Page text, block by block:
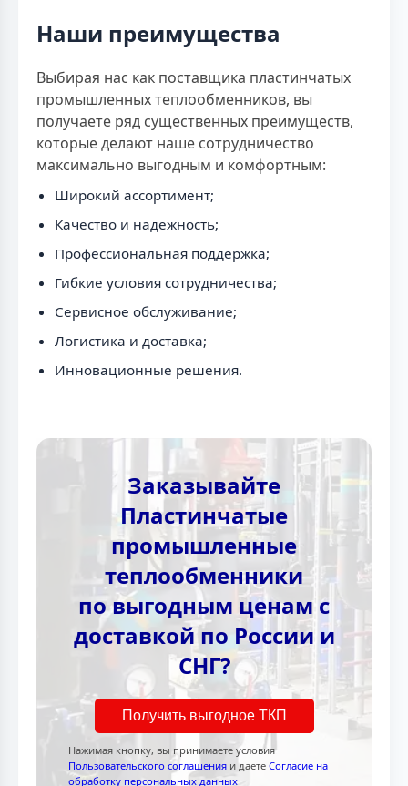
Наши преимущества
Выбирая нас как поставщика пластинчатых
промышленных теплообменников, вы
получаете ряд существенных преимуществ,
которые делают наше сотрудничество
максимально выгодным и комфортным:
Широкий ассортимент;
Качество и надежность;
Профессиональная поддержка;
Гибкие условия сотрудничества;
Сервисное обслуживание;
Логистика и доставка;
Инновационные решения.
Заказывайте
Пластинчатые
промышленные
теплообменники
по выгодным ценам с
доставкой по России и
СНГ?
Получить выгодное ТКП
Нажимая кнопку, вы принимаете условия
Пользовательского соглашения и даете Согласие на
обработку персональных данных